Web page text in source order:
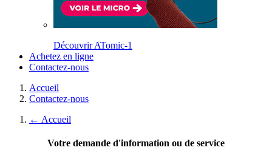
Découvrir ATomic-1
Achetez en ligne
Contactez-nous
Accueil
Contactez-nous
← Accueil
Votre demande d'information ou de service